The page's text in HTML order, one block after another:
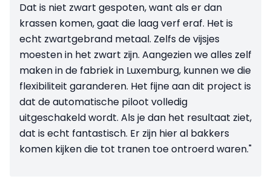
Dat is niet zwart gespoten, want als er dan
krassen komen, gaat die laag verf eraf. Het is
echt zwartgebrand metaal. Zelfs de vijsjes
moesten in het zwart zijn. Aangezien we alles zelf
maken in de fabriek in Luxemburg, kunnen we die
flexibiliteit garanderen. Het fijne aan dit project is
dat de automatische piloot volledig
uitgeschakeld wordt. Als je dan het resultaat ziet,
dat is echt fantastisch. Er zijn hier al bakkers
komen kijken die tot tranen toe ontroerd waren."